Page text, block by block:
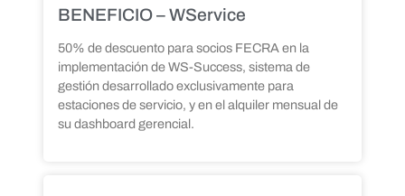
BENEFICIO – WService
50% de descuento para socios FECRA en la
implementación de WS-Success, sistema de
gestión desarrollado exclusivamente para
estaciones de servicio, y en el alquiler mensual de
su dashboard gerencial.